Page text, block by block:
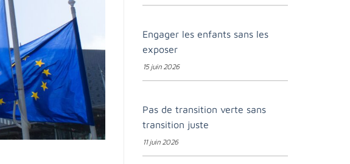
Engager les enfants sans les
exposer
15 juin 2026
Pas de transition verte sans
transition juste
11 juin 2026